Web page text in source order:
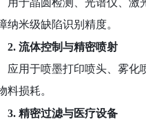
用于晶圆检测、光谱仪、激
纳米级缺陷识别精度。
2. 流体控制与精密喷射
应用于喷墨打印喷头、雾化
料损耗。
3. 精密过滤与医疗设备